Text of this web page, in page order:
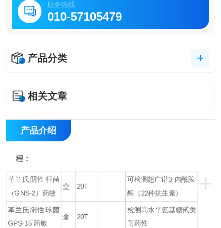
服务热线
010-57105479
产品分类
相关文章
产品介绍
程：
+
革兰氏阴性杆菌
（GNS-2） 药敏
盒 20T
可检测超广谱β-内酰胺
酶（22种抗生素）
革兰氏阳性球菌
GPS-15药敏
盒 20T
检测高水平氨基糖甙类
耐药性